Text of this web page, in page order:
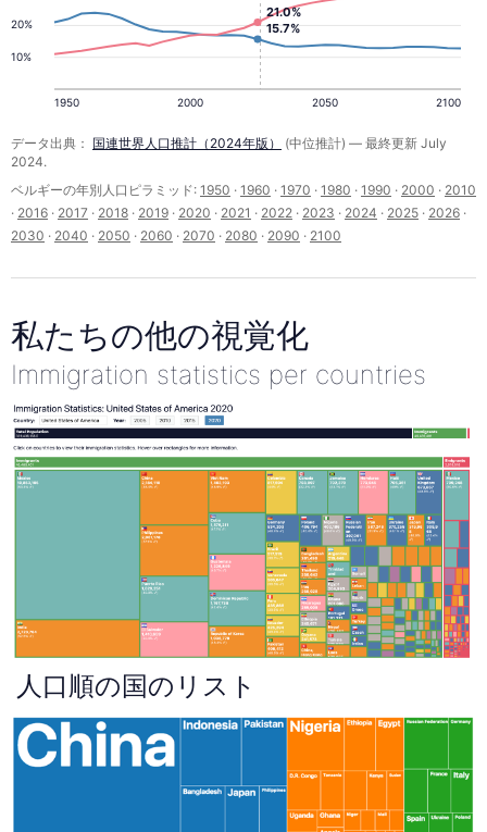
10%
20%
1950 2000 2050 2100
15.7%
21.0%
データ出典： 国連世界人口推計（2024年版）
(中位推計) — 最終更新 July
2024.
ベルギーの年別人口ピラミッド: 1950 · 1960 · 1970 · 1980 · 1990 · 2000 · 2010
· 2016 · 2017 · 2018 · 2019 · 2020 · 2021 · 2022 · 2023 · 2024 · 2025 · 2026 ·
2030 · 2040 · 2050 · 2060 · 2070 · 2080 · 2090 · 2100
私たちの他の視覚化
Immigration statistics per countries
人口順の国のリスト